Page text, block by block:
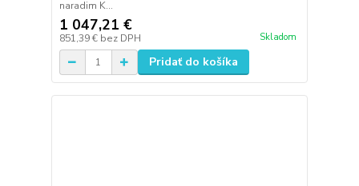
naradim K...
1 047,21 €
851,39 € bez DPH Skladom
Pridať do košíka